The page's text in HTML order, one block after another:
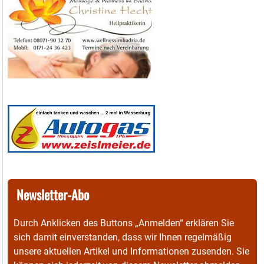
Newsletter-Abo
Durch Anklicken des Buttons „Anmelden“ erklären Sie
sich damit einverstanden, dass wir Ihnen regelmäßig
unsere aktuellen Artikel und Informationen zusenden. Sie